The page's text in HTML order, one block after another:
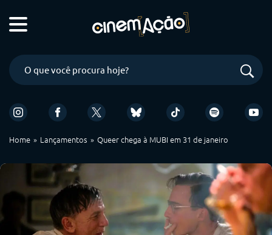
Home Lançamentos Queer chega à MUBI em 31 de janeiro